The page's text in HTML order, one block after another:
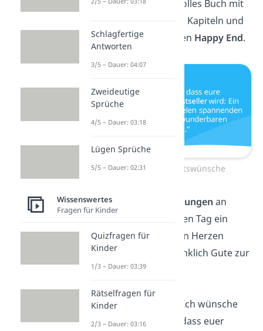
wird: Ein wundervolles Buch mit
vielen spannenden Kapiteln und
einem wunderbaren Happy End.
Liebevolle Hochzeitswünsche
Mögen die Erinnerungen an
diesen wundervollen Tag ein
Leben lang in euren Herzen
bleiben. Alles erdenklich Gute zur
Hochzeit!
Liebes Brautpaar: Ich wünsche
euch von Herzen, dass euer
Schlagfertige
Antworten
3/5 – Dauer: 04:07
Zweideutige
Sprüche
4/5 – Dauer: 03:18
Lügen Sprüche
5/5 – Dauer: 02:31
Wissenswertes
Fragen für Kinder
Quizfragen für
Kinder
1/3 – Dauer: 03:39
Rätselfragen für
Kinder
2/3 – Dauer: 03:16